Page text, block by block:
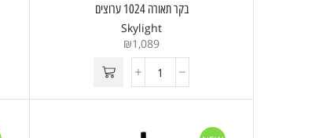
בקר תאורה 1024 ערוצים
Skylight
₪1,089